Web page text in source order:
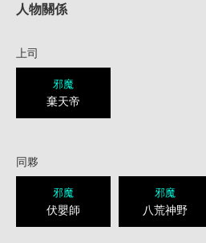
人物關係
上司
邪魔
棄天帝
同夥
邪魔
伏嬰師
邪魔
八荒神野